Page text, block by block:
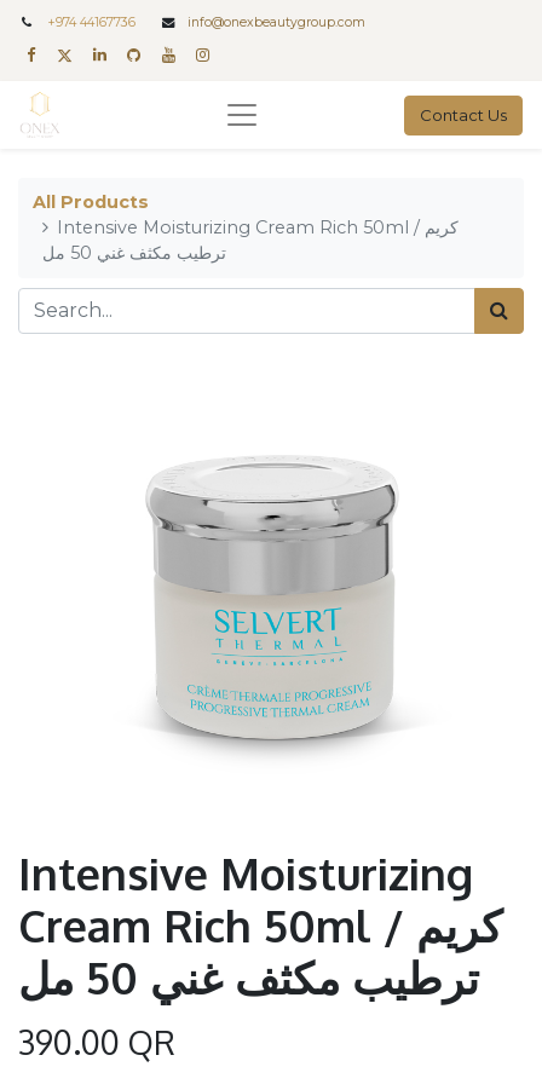
+974 44167736 info@onexbeautygroup.com
Contact Us
All Products
Intensive Moisturizing Cream Rich 50ml / كريم
ترطيب مكثف غني 50 مل
Intensive Moisturizing
Cream Rich 50ml / كريم
ترطيب مكثف غني 50 مل
390.00 QR